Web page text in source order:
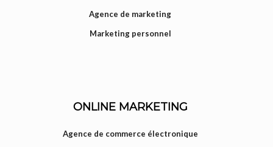
Agence de marketing
Marketing personnel
ONLINE MARKETING
Agence de commerce électronique